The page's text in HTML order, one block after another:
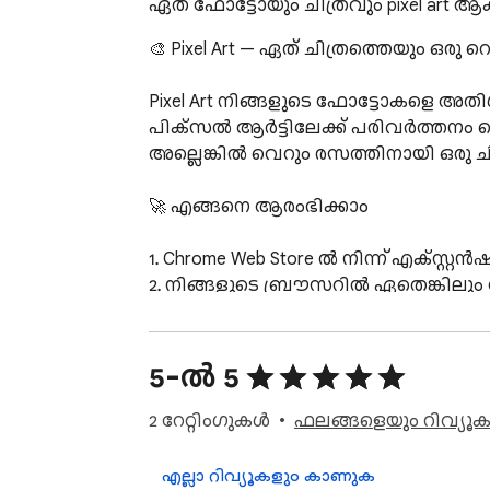
ഏത് ഫോട്ടോയും ചിത്രവും pixel art
🎨 Pixel Art — ഏത് ചിത്രത്തെയും ഒരു
Pixel Art നിങ്ങളുടെ ഫോട്ടോകളെ
പിക്സൽ ആർട്ടിലേക്ക് പരിവർത്തനം
അല്ലെങ്കിൽ വെറും രസത്തിനായി
🚀 എങ്ങനെ ആരംഭിക്കാം
1. Chrome Web Store ൽ നിന്ന്
2. നിങ്ങളുടെ ബ്രൗസറിൽ
4. ഗ്രിഡ് വലുപ്പം തിരഞ്ഞെടുക്കുക: 8x8,
5. നിമിഷങ്ങൾക്കുള്ളിൽ നിങ്ങളുടെ
🖼️ ഈ എക്സ്റ്റൻഷൻ ഉപയോഗിച്ച്
നമ്മുടെ ചിത്രം മുതൽ പിക്സൽ
5-ൽ 5
2 റേറ്റിംഗുകൾ ഫലങ്ങളെയും
എല്ലാ റിവ്യൂകളും കാണുക